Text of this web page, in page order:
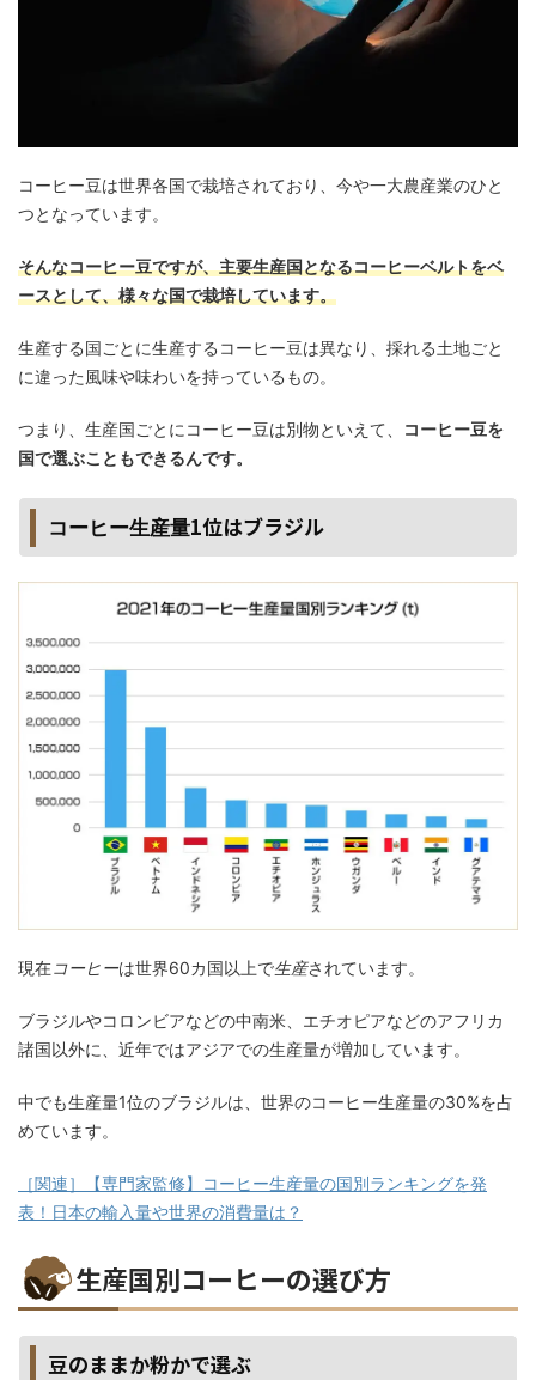
コーヒー豆は世界各国で栽培されており、今や一大農産業のひと
つとなっています。
そんなコーヒー豆ですが、主要生産国となるコーヒーベルトをベ
ースとして、様々な国で栽培しています。
生産する国ごとに生産するコーヒー豆は異なり、採れる土地ごと
に違った風味や味わいを持っているもの。
つまり、生産国ごとにコーヒー豆は別物といえて、
コーヒー豆を
国で選ぶこともできるんです。
コーヒー生産量1位はブラジル
現在コーヒーは世界60カ国以上で生産されています。
ブラジルやコロンビアなどの中南米、エチオピアなどのアフリカ
諸国以外に、近年ではアジアでの生産量が増加しています。
中でも生産量1位のブラジルは、世界のコーヒー生産量の30%を占
めています。
［関連］【専門家監修】コーヒー生産量の国別ランキングを発
表！日本の輸入量や世界の消費量は？
生産国別コーヒーの選び方
豆のままか粉かで選ぶ